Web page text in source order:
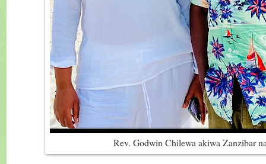
Rev. Godwin Chilewa akiwa Zanzibar